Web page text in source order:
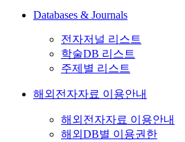
Databases & Journals
전자저널 리스트
학술DB 리스트
주제별 리스트
해외전자자료 이용안내
해외전자자료 이용안내
해외DB별 이용권한